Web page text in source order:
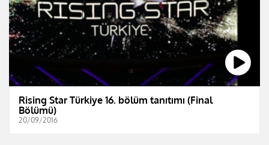
Rising Star Türkiye 16. bölüm tanıtımı (Final
Bölümü)
20/09/2016